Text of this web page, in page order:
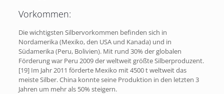
Vorkommen:
Die wichtigsten Silbervorkommen befinden sich in
Nordamerika (Mexiko, den USA und Kanada) und in
Südamerika (Peru, Bolivien). Mit rund 30% der globalen
Förderung war Peru 2009 der weltweit größte Silberproduzent.
[19] Im Jahr 2011 förderte Mexiko mit 4500 t weltweit das
meiste Silber. China konnte seine Produktion in den letzten 3
Jahren um mehr als 50% steigern.